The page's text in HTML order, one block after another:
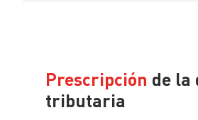
Prescripción de la
tributaria